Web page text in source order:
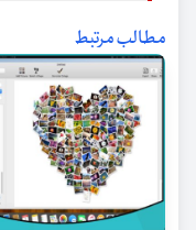
مطالب مرتبط